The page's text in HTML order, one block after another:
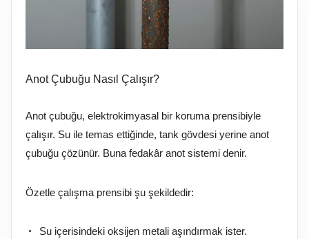
Anot Çubuğu Nasıl Çalışır?
Anot çubuğu, elektrokimyasal bir koruma prensibiyle
çalışır. Su ile temas ettiğinde, tank gövdesi yerine anot
çubuğu çözünür. Buna fedakâr anot sistemi denir.
Özetle çalışma prensibi şu şekildedir:
Su içerisindeki oksijen metali aşındırmak ister.